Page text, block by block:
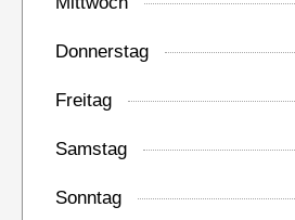
Donnerstag
Freitag
Samstag
Sonntag
Mit dem
Laden der